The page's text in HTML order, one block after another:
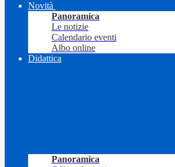
Novità
Panoramica
Le notizie
Calendario eventi
Albo online
Didattica
Panoramica